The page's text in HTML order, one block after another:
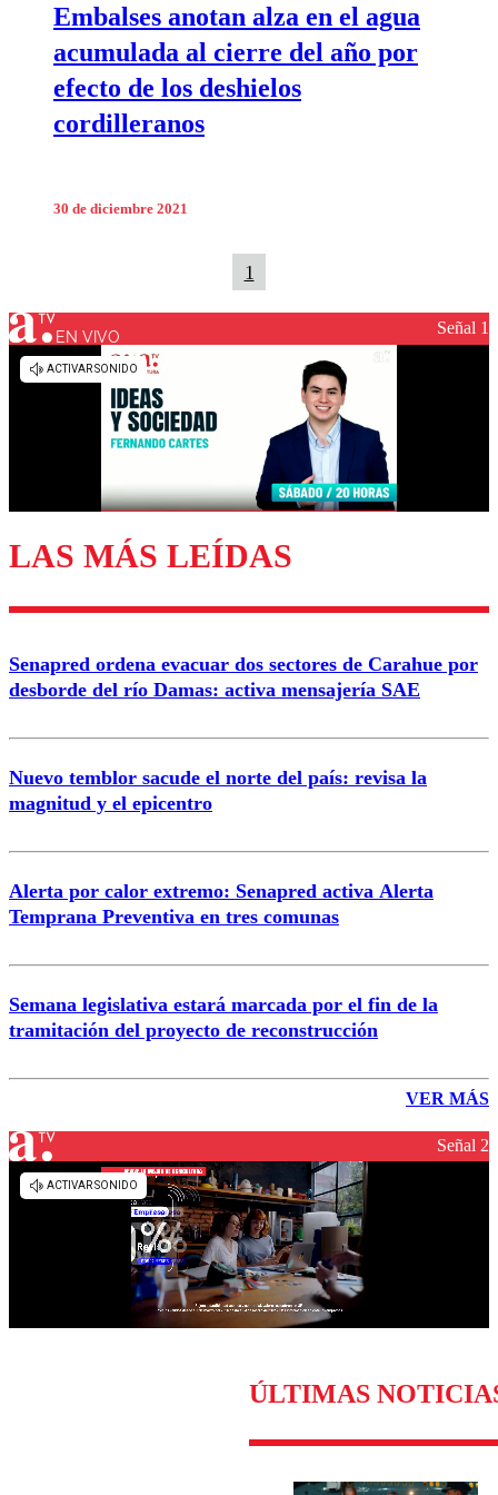
Embalses anotan alza en el agua
acumulada al cierre del año por
efecto de los deshielos
cordilleranos
30 de diciembre 2021
1
EN VIVO Señal 1
LAS MÁS LEÍDAS
Senapred ordena evacuar dos sectores de Carahue por
desborde del río Damas: activa mensajería SAE
Nuevo temblor sacude el norte del país: revisa la
magnitud y el epicentro
Alerta por calor extremo: Senapred activa Alerta
Temprana Preventiva en tres comunas
Semana legislativa estará marcada por el fin de la
tramitación del proyecto de reconstrucción
VER MÁS
Señal 2
ÚLTIMAS